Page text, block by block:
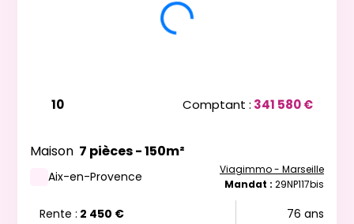
10 Comptant : 341 580 €
Maison 7 pièces - 150m²
Aix-en-Provence
Viagimmo - Marseille
Mandat : 29NP117bis
Rente : 2 450 €
76 ans